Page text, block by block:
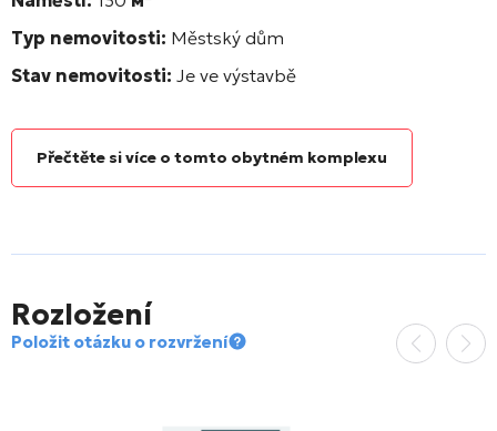
Typ nemovitosti: Městský dům
Stav nemovitosti: Je ve výstavbě
Přečtěte si více o tomto obytném komplexu
Rozložení
Položit otázku o rozvržení